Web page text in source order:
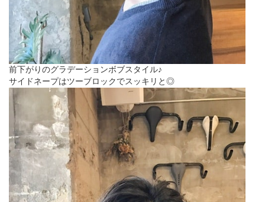
前下がりのグラデーションボブスタイル♪
サイドネープはツーブロックでスッキリと◎